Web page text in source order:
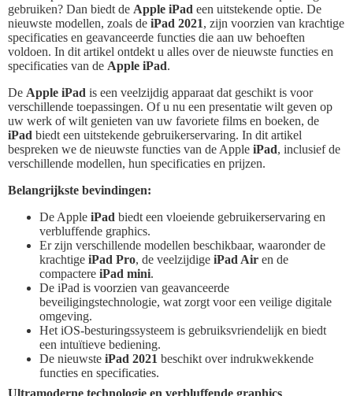
gebruiken? Dan biedt de Apple iPad een uitstekende optie. De
nieuwste modellen, zoals de iPad 2021, zijn voorzien van krachtige
specificaties en geavanceerde functies die aan uw behoeften
voldoen. In dit artikel ontdekt u alles over de nieuwste functies en
specificaties van de Apple iPad.
De Apple iPad is een veelzijdig apparaat dat geschikt is voor
verschillende toepassingen. Of u nu een presentatie wilt geven op
uw werk of wilt genieten van uw favoriete films en boeken, de
iPad biedt een uitstekende gebruikerservaring. In dit artikel
bespreken we de nieuwste functies van de Apple iPad, inclusief de
verschillende modellen, hun specificaties en prijzen.
Belangrijkste bevindingen:
De Apple iPad biedt een vloeiende gebruikerservaring en
verbluffende graphics.
Er zijn verschillende modellen beschikbaar, waaronder de
krachtige iPad Pro, de veelzijdige iPad Air en de
compactere iPad mini.
De iPad is voorzien van geavanceerde
beveiligingstechnologie, wat zorgt voor een veilige digitale
omgeving.
Het iOS-besturingssysteem is gebruiksvriendelijk en biedt
een intuïtieve bediening.
De nieuwste iPad 2021 beschikt over indrukwekkende
functies en specificaties.